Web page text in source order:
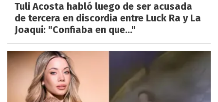
Tuli Acosta habló luego de ser acusada
de tercera en discordia entre Luck Ra y La
Joaqui: "Confiaba en que..."